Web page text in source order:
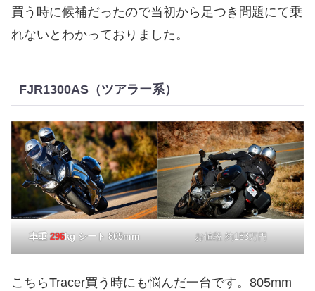
買う時に候補だったので当初から足つき問題にて乗
れないとわかっておりました。
FJR1300AS（ツアラー系）
車重296kg シート 805mm お値段 約183万円
こちらTracer買う時にも悩んだ一台です。805mm